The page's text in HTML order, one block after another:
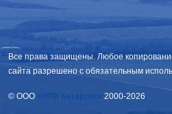
Все права защищены. Любое
сайта разрешено с обязательным
© OOO «НПК Катарсис» 2000-2026